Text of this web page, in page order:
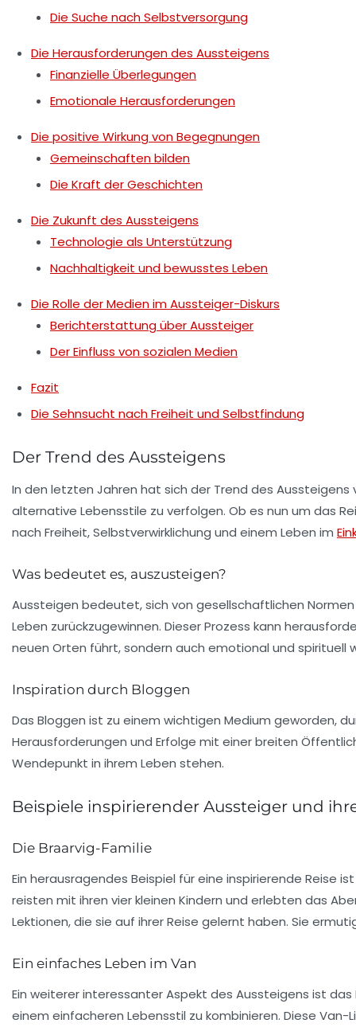
Die Suche nach Selbstversorgung
Die Herausforderungen des Aussteigens
Finanzielle Überlegungen
Emotionale Herausforderungen
Die positive Wirkung von Begegnungen
Gemeinschaften bilden
Die Kraft der Geschichten
Die Zukunft des Aussteigens
Technologie als Unterstützung
Nachhaltigkeit und bewusstes Leben
Die Rolle der Medien im Aussteiger-Diskurs
Berichterstattung über Aussteiger
Der Einfluss von sozialen Medien
Fazit
Die Sehnsucht nach Freiheit und Selbstfindung
Der Trend des Aussteigens
In den letzten Jahren hat sich der Trend des
alternative Lebensstile zu verfolgen. Ob es nun um das
nach Freiheit,Selbstverwirklichung und einem Leben im
Was bedeutet es, auszusteigen?
Aussteigen bedeutet, sich von gesellschaftlichen
Leben zurückzugewinnen. Dieser Prozess kann
neuen Orten führt, sondern auch emotional und spirituell
Inspiration durch Bloggen
Das Bloggen ist zu einem wichtigen Medium geworden,
Herausforderungen und Erfolge mit einer breiten
Wendepunkt in ihrem Leben stehen.
Beispiele inspirierender Aussteiger und
Die Braarvig-Familie
Ein herausragendes Beispiel für eine inspirierende Reise
reisten mit ihren vier kleinen Kindern und erlebten das
Lektionen, die sie auf ihrer Reise gelernt haben. Sie
Ein einfaches Leben im Van
Ein weiterer interessanter Aspekt des Aussteigens ist
einem einfacheren Lebensstil zu kombinieren. Diese Van-